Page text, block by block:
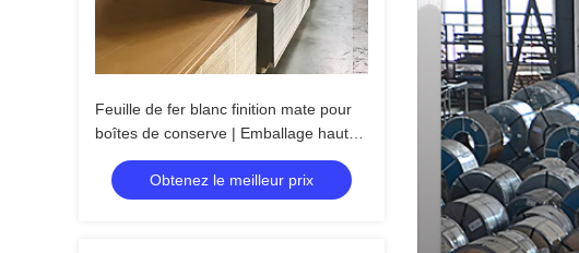
Feuille de fer blanc finition mate pour
boîtes de conserve | Emballage haute
stabilité
Obtenez le meilleur prix